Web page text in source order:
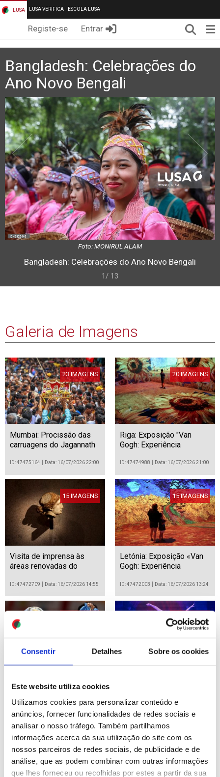
Consentir Detalhes Sobre os cookies
Este website utiliza cookies
Utilizamos cookies para personalizar conteúdo e
anúncios, fornecer funcionalidades de redes sociais e
analisar o nosso tráfego. Também partilhamos
informações acerca da sua utilização do site com os
nossos parceiros de redes sociais, de publicidade e de
análise, que as podem combinar com outras informações
que lhes forneceu ou recolhidas por estes a partir da sua
LUSA LUSA VERIFICA ESCOLA LUSA
Registe-se Entrar
Bangladesh: Celebrações do
Ano Novo Bengali
Foto: MONIRUL ALAM
Bangladesh: Celebrações do Ano Novo Bengali
1/ 13
Galeria de Imagens
23 IMAGENS
Mumbai: Procissão das
carruagens do Jagannath
ID: 47475164 Data: 16/07/2026 22:00
20 IMAGENS
Riga: Exposição "Van
Gogh: Experiência
ID: 47474988 Data: 16/07/2026 21:00
15 IMAGENS
Visita de imprensa às
áreas renovadas do
Gulbenkian
ID: 47472709 Data: 16/07/2026 14:55
15 IMAGENS
Letónia: Exposição «Van
Gogh: Experiência
ID: 47472003 Data: 16/07/2026 13:24
por 2-1 em jogo do
Mundial de futebol de
2026
ID: 47469328 Data: 15/07/2026 22:20
22 IMAGENS
regressa à África do Sul
ID: 47469060 Data: 15/07/2026 21:13
16 IMAGENS 12 IMAGENS